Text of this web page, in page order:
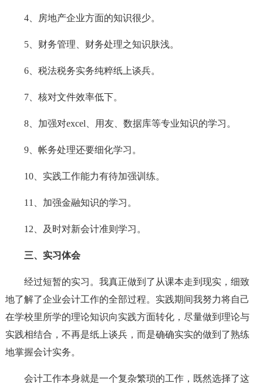
4、房地产企业方面的知识很少。
5、财务管理、财务处理之知识肤浅。
6、税法税务实务纯粹纸上谈兵。
7、核对文件效率低下。
8、加强对excel、用友、数据库等专业知识的学习。
9、帐务处理还要细化学习。
10、实践工作能力有待加强训练。
11、加强金融知识的学习。
12、及时对新会计准则学习。
三、实习体会
经过短暂的实习。我真正做到了从课本走到现实，细致
地了解了企业会计工作的全部过程。实践期间我努力将自己
在学校里所学的理论知识向实践方面转化，尽量做到理论与
实践相结合，不再是纸上谈兵，而是确确实实的做到了熟练
地掌握会计实务。
会计工作本身就是一个复杂繁琐的工作，既然选择了这